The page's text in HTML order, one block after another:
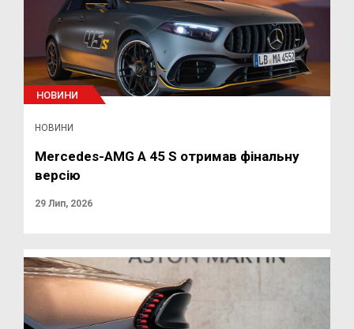
НОВИНИ
НОВИНИ
Mercedes-AMG A 45 S отримав фінальну
версію
29 Лип, 2026